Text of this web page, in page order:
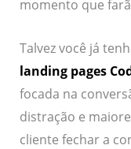
momento que
Talvez você já
landing pages
focada na
distração e
cliente fechar a